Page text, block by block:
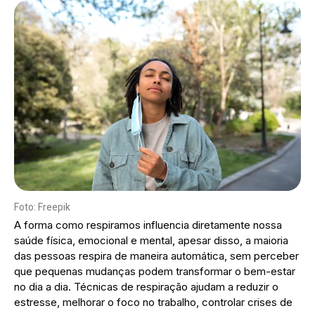
Foto: Freepik
A forma como respiramos influencia diretamente nossa
saúde física, emocional e mental, apesar disso, a maioria
das pessoas respira de maneira automática, sem perceber
que pequenas mudanças podem transformar o bem-estar
no dia a dia. Técnicas de respiração ajudam a reduzir o
estresse, melhorar o foco no trabalho, controlar crises de